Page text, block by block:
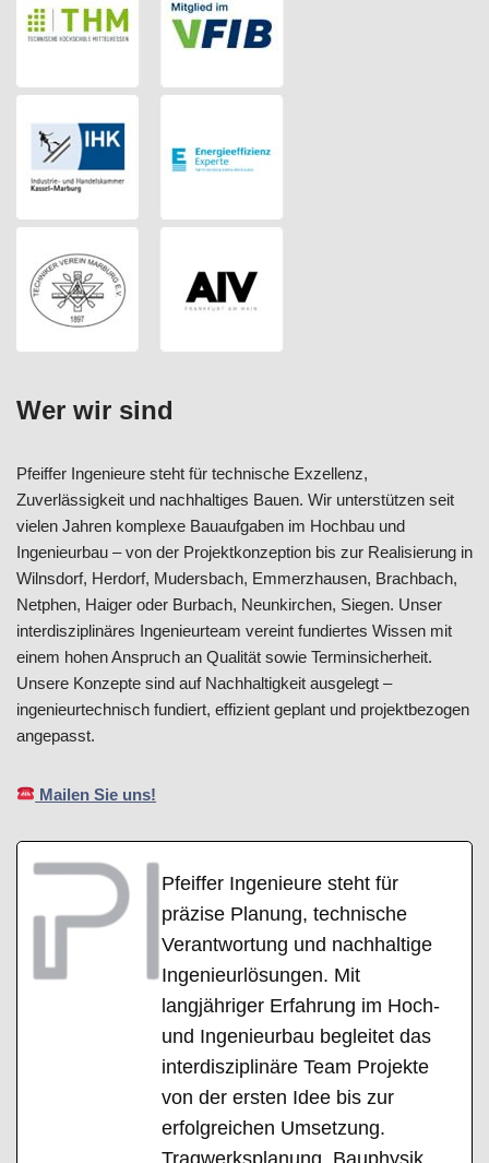
Wer wir sind
Pfeiffer Ingenieure steht für technische Exzellenz,
Zuverlässigkeit und nachhaltiges Bauen. Wir unterstützen seit
vielen Jahren komplexe Bauaufgaben im Hochbau und
Ingenieurbau – von der Projektkonzeption bis zur Realisierung in
Wilnsdorf, Herdorf, Mudersbach, Emmerzhausen, Brachbach,
Netphen, Haiger oder Burbach, Neunkirchen, Siegen. Unser
interdisziplinäres Ingenieurteam vereint fundiertes Wissen mit
einem hohen Anspruch an Qualität sowie Terminsicherheit.
Unsere Konzepte sind auf Nachhaltigkeit ausgelegt –
ingenieurtechnisch fundiert, effizient geplant und projektbezogen
angepasst.
Mailen Sie uns!
Pfeiffer Ingenieure steht für
präzise Planung, technische
Verantwortung und nachhaltige
Ingenieurlösungen. Mit
langjähriger Erfahrung im Hoch-
und Ingenieurbau begleitet das
interdisziplinäre Team Projekte
von der ersten Idee bis zur
erfolgreichen Umsetzung.
Tragwerksplanung, Bauphysik,